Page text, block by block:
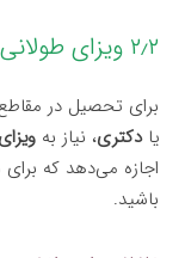
۲٫۲ ویزای طولانی‌مدت (بیش از ۹۰ روز)
برای تحصیل در
یادکتری، نیاز به
باشید.